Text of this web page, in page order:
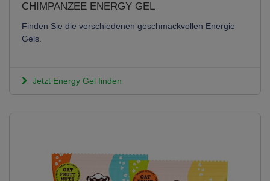
CHIMPANZEE ENERGY GEL
Finden Sie die verschiedenen geschmackvollen Energie
Gels.
Jetzt Energy Gel finden